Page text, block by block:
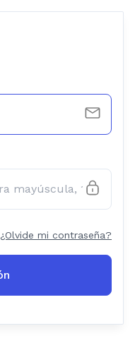
¿Olvide mi contraseña?